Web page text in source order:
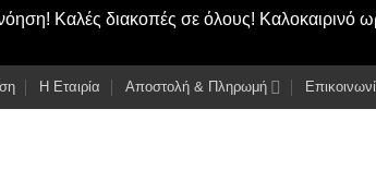
Καλές διακοπές σε όλους! Καλοκαιρινό
Η Εταιρία Αποστολή & Πληρωμή